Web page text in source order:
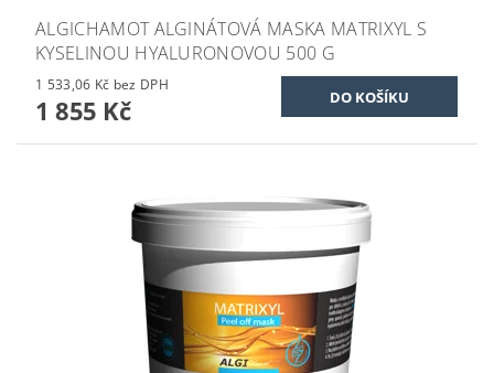
ALGICHAMOT ALGINÁTOVÁ MASKA MATRIXYL S
KYSELINOU HYALURONOVOU 500 G
1 533,06 Kč bez DPH
1 855 Kč